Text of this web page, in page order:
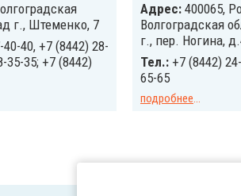
г., Штеменко, 7
40, +7 (8442) 28-
35-35; +7 (8442)
Адрес: 400065,
Волгоградская
г., пер. Ногина,
Тел.: +7 (8442)
65-65
подробнее...